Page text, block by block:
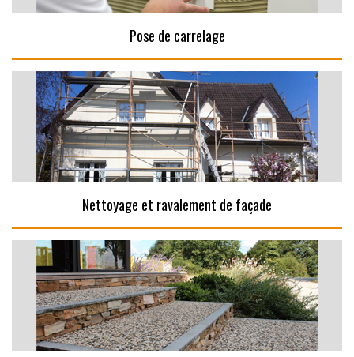
Pose de carrelage
Nettoyage et ravalement de façade